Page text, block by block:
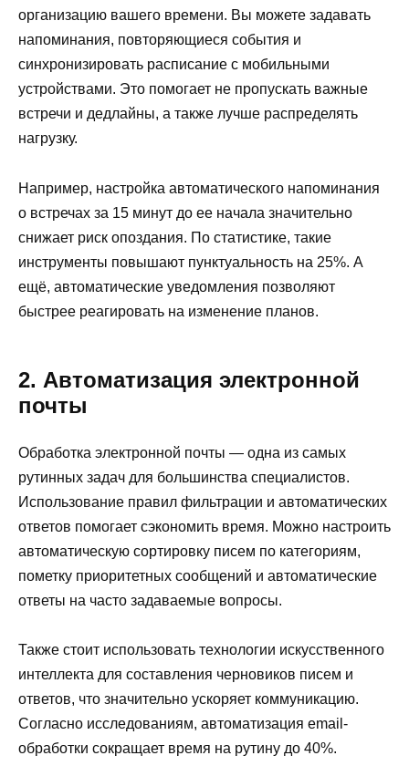
организацию вашего времени. Вы можете задавать
напоминания, повторяющиеся события и
синхронизировать расписание с мобильными
устройствами. Это помогает не пропускать важные
встречи и дедлайны, а также лучше распределять
нагрузку.
Например, настройка автоматического напоминания
о встречах за 15 минут до ее начала значительно
снижает риск опоздания. По статистике, такие
инструменты повышают пунктуальность на 25%. А
ещё, автоматические уведомления позволяют
быстрее реагировать на изменение планов.
2. Автоматизация электронной
почты
Обработка электронной почты — одна из самых
рутинных задач для большинства специалистов.
Использование правил фильтрации и автоматических
ответов помогает сэкономить время. Можно настроить
автоматическую сортировку писем по категориям,
пометку приоритетных сообщений и автоматические
ответы на часто задаваемые вопросы.
Также стоит использовать технологии искусственного
интеллекта для составления черновиков писем и
ответов, что значительно ускоряет коммуникацию.
Согласно исследованиям, автоматизация email-
обработки сокращает время на рутину до 40%.